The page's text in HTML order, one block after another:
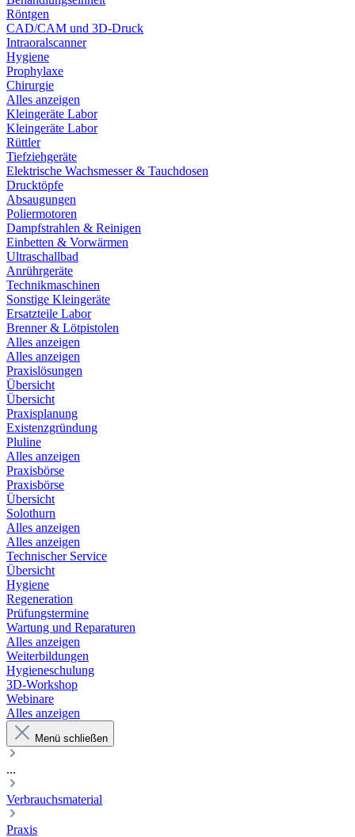
Röntgen
CAD/CAM und 3D-Druck
Intraoralscanner
Hygiene
Prophylaxe
Chirurgie
Alles anzeigen
Kleingeräte Labor
Kleingeräte Labor
Rüttler
Tiefziehgeräte
Elektrische Wachsmesser & Tauchdosen
Drucktöpfe
Absaugungen
Poliermotoren
Dampfstrahlen & Reinigen
Einbetten & Vorwärmen
Ultraschallbad
Anrührgeräte
Technikmaschinen
Sonstige Kleingeräte
Ersatzteile Labor
Brenner & Lötpistolen
Alles anzeigen
Alles anzeigen
Praxislösungen
Übersicht
Übersicht
Praxisplanung
Existenzgründung
Pluline
Alles anzeigen
Praxisbörse
Praxisbörse
Übersicht
Solothurn
Alles anzeigen
Alles anzeigen
Technischer Service
Übersicht
Hygiene
Regeneration
Prüfungstermine
Wartung und Reparaturen
Alles anzeigen
Weiterbildungen
Hygieneschulung
3D-Workshop
Webinare
Alles anzeigen
Menü schließen
...
Verbrauchsmaterial
Praxis